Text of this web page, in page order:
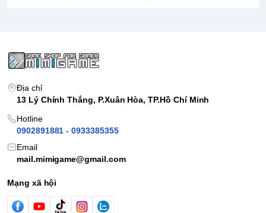
Địa chỉ
13 Lý Chính Thắng, P.Xuân Hòa, TP.Hồ Chí Minh
Hotline
0902891881 - 0933385355
Email
mail.mimigame@gmail.com
Mạng xã hội